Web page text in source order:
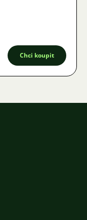
Chci koupit